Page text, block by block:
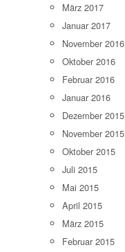
März 2017
Januar 2017
November 2016
Oktober 2016
Februar 2016
Januar 2016
Dezember 2015
November 2015
Oktober 2015
Juli 2015
Mai 2015
April 2015
März 2015
Februar 2015